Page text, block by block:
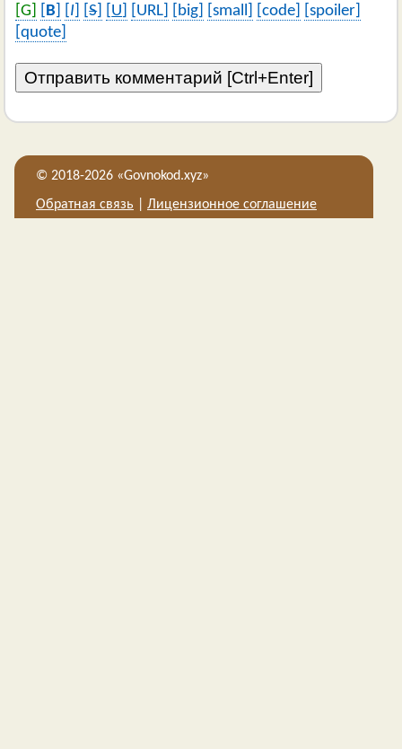
[G] [B] [I] [S] [U] [URL] [big] [small] [code] [spoiler]
[quote]
© 2018-2026 «Govnokod.xyz»
Обратная связь Лицензионное соглашение